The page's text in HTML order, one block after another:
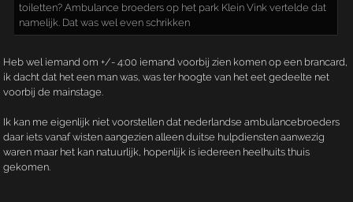
toiletten? Ambulance broeders op het park Klein Vink vertelde dat
namelijk. Dat was wel even schrikken
Heb wel iemand om +/- 4:00 iemand voorbij zien komen op een brancard,
ik dacht dat het een man was, was ter hoogte van het eet gedeelte net
voorbij de mainstage.
Ik kan me eigenlijk niet voorstellen dat nederlandse ambulancebroeders
daar iets vanaf wisten aangezien alleen duitse hulpdiensten aanwezig
waren maar het kan natuurlijk, hopenlijk is iedereen heelhuits thuis
gekomen.